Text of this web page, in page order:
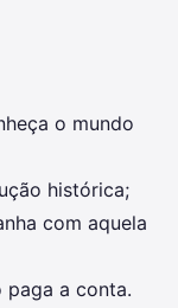
o mundo
histórica;
com aquela
a conta.